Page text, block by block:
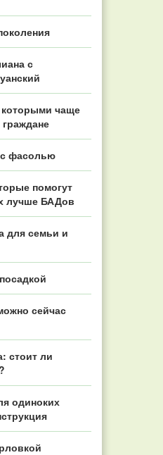
с
которыми чаще
с фасолью
помогут
лучше БАДов
для семьи и
сейчас
стоит ли
одиноких